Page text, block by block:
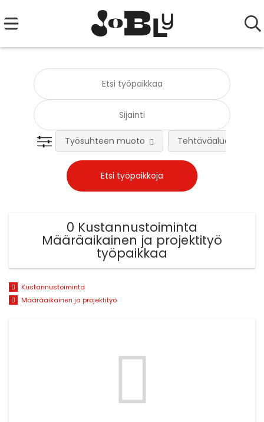
Työsuhteen muoto Tehtäväalue
0 Kustannustoiminta
Määräaikainen ja projektityö
työpaikkaa
Kustannustoiminta
Määräaikainen ja projektityö